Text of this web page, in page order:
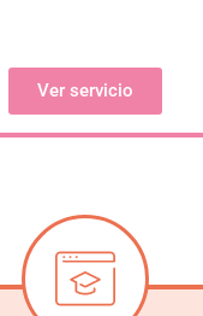
Ver servicio